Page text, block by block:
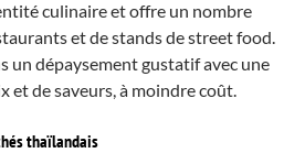
culinaire et offre un nombre
et de stands de street food.
un dépaysement gustatif avec une
et de saveurs, à moindre coût.
thaïlandais